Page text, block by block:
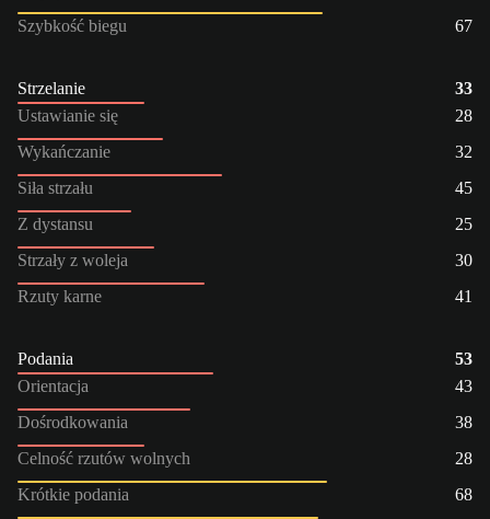
Szybkość biegu
67
Strzelanie
33
Ustawianie się
28
Wykańczanie
32
Siła strzału
45
Z dystansu
25
Strzały z woleja
30
Rzuty karne
41
Podania
53
Orientacja
43
Dośrodkowania
38
Celność rzutów wolnych
28
Krótkie podania
68